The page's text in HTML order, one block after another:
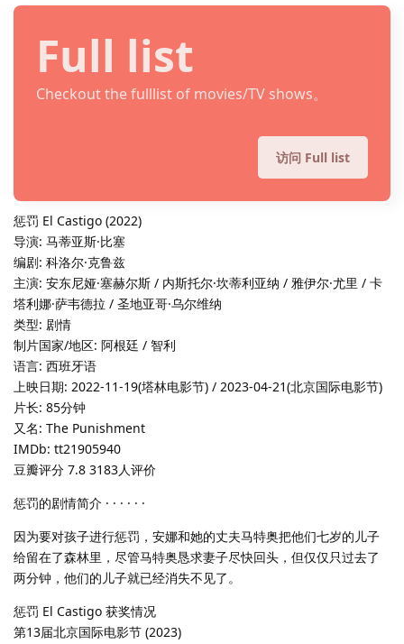
Full list
Checkout the fulllist of movies/TV shows。
访问 Full list
惩罚 El Castigo (2022)
导演: 马蒂亚斯·比塞
编剧: 科洛尔·克鲁兹
主演: 安东尼娅·塞赫尔斯 / 内斯托尔·坎蒂利亚纳 / 雅伊尔·尤里 / 卡
塔利娜·萨韦德拉 / 圣地亚哥·乌尔维纳
类型: 剧情
制片国家/地区: 阿根廷 / 智利
语言: 西班牙语
上映日期: 2022-11-19(塔林电影节) / 2023-04-21(北京国际电影节)
片长: 85分钟
又名: The Punishment
IMDb: tt21905940
豆瓣评分 7.8 3183人评价
惩罚的剧情简介 · · · · · ·
因为要对孩子进行惩罚，安娜和她的丈夫马特奥把他们七岁的儿子
给留在了森林里，尽管马特奥恳求妻子尽快回头，但仅仅只过去了
两分钟，他们的儿子就已经消失不见了。
惩罚 El Castigo 获奖情况
第13届北京国际电影节 (2023)